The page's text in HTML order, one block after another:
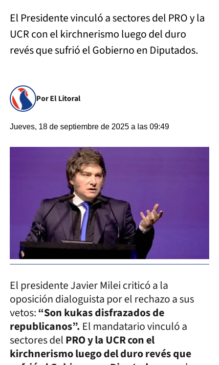
El Presidente vinculó a sectores del PRO y la
UCR con el kirchnerismo luego del duro
revés que sufrió el Gobierno en Diputados.
Por El Litoral
Jueves, 18 de septiembre de 2025 a las 09:49
El presidente Javier Milei criticó a la
oposición dialoguista por el rechazo a sus
vetos:“Son kukas disfrazados de
republicanos”. El mandatario vinculó a
sectores delPRO y la UCR con el
kirchnerismo luego del duro revés que